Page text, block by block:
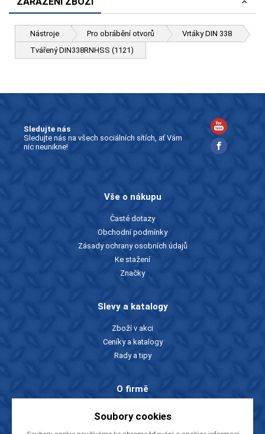
Nástroje Pro obrábění otvorů
Vrtáky DIN 338
Tvářený DIN338RNHSS (1121)
Sledujte nás
Sledujte nás na všech sociálních sítích, ať Vám
nic neunikne!
Vše o nákupu
Časté dotazy
Obchodní podmínky
Zásady ochrany osobních údajů
Ke stažení
Značky
Slevy a katalogy
Zboží v akci
Ceníky a katalogy
Rady a tipy
O firmě
Kontakty
Soubory cookies